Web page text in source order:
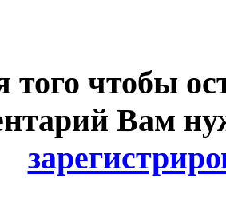
того чтобы
Вам